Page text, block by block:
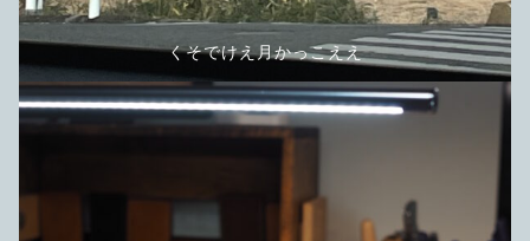
くそでけえ月かっこええ